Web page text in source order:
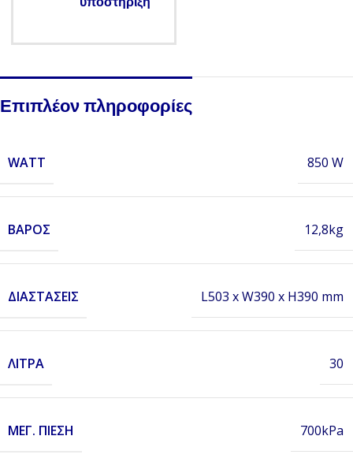
Επιπλέον πληροφορίες
WATT 850 W
ΒΆΡΟΣ 12,8kg
ΔΙΑΣΤΆΣΕΙΣ L503 x W390 x H390 mm
ΛΊΤΡΑ 30
ΜΈΓ. ΠΊΕΣΗ 700kPa